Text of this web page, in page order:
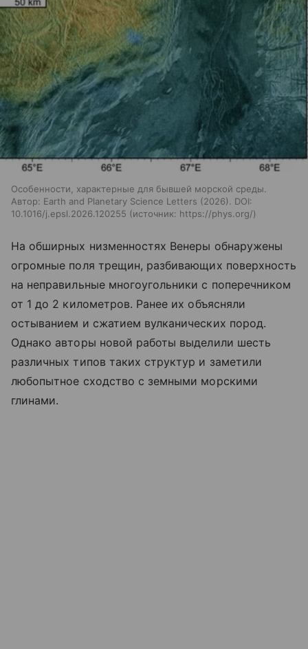
Особенности, характерные для бывшей морской среды.
Автор: Earth and Planetary Science Letters (2026). DOI:
10.1016/j.epsl.2026.120255
источник: https://phys.org/
На обширных низменностях Венеры обнаружены
огромные поля трещин, разбивающих поверхность
на неправильные многоугольники с поперечником
от 1 до 2 километров. Ранее их объясняли
остыванием и сжатием вулканических пород.
Однако авторы новой работы выделили шесть
различных типов таких структур и заметили
любопытное сходство с земными морскими
глинами.